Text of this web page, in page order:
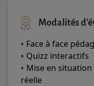
Modalités
Face à face
Quizz interactifs
Mise en
réelle